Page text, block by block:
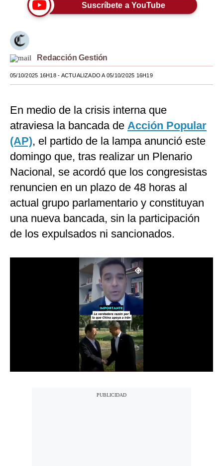
Viajes
Moda
Estilos
Mundo
México
Internacional
Tecnología
Club del Suscriptor
G de Gestión
Suscríbete a YouTube
Redacción Gestión
05/10/2025 16H18- ACTUALIZADO A 05/10/2025 16H19
En medio de la crisis interna que
atraviesa la bancada de Acción Popular
(AP), el partido de la lampa anunció este
domingo que, tras realizar un Plenario
Nacional, se acordó que los congresistas
renuncien en un plazo de 48 horas al
actual grupo parlamentario y constituyan
una nueva bancada, sin la participación
de los expulsados ni sancionados.